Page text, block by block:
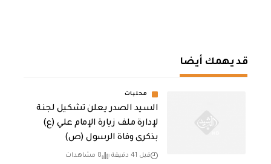
قد يهمك أيضا
محليات
السيد الصدر يعلن تشكيل لجنة
لإدارة ملف زيارة الإمام علي (ع)
بذكرى وفاة الرسول (ص)
قبل 41 دقيقة 8 مشاهدات